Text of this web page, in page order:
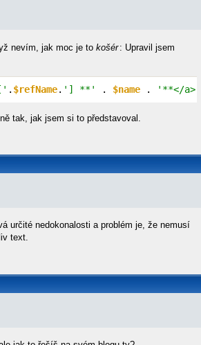
nevím, jak moc je tokošér: Upravil jsem
. $refName. '] **' . $name . '**</
tak, jak jsem si to představoval.
určité nedokonalosti a problém je, že nemusí
text.